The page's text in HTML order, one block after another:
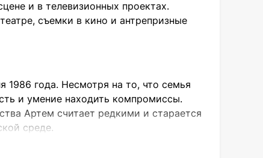
и в телевизионных проектах.
съемки в кино и антрепризные
1986 года. Несмотря на то, что семья
и умение находить компромиссы.
Артем считает редкими и старается
среде.
Наумова, которая жила в Австралии,